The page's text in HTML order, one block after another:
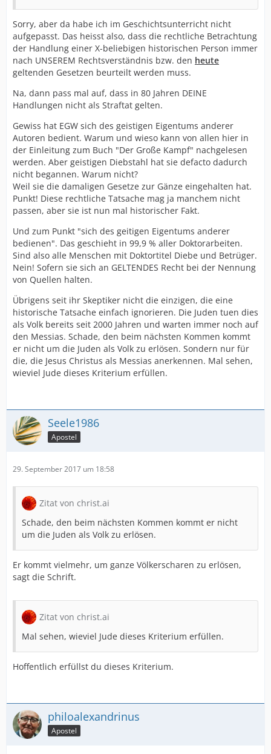
Sorry, aber da habe ich im Geschichtsunterricht nicht
aufgepasst. Das heisst also, dass die rechtliche Betrachtung
der Handlung einer X-beliebigen historischen Person immer
nach UNSEREM Rechtsverständnis bzw. den heute
geltenden Gesetzen beurteilt werden muss.
Na, dann pass mal auf, dass in 80 Jahren DEINE
Handlungen nicht als Straftat gelten.
Gewiss hat EGW sich des geistigen Eigentums anderer
Autoren bedient. Warum und wieso kann von allen hier in
der Einleitung zum Buch "Der Große Kampf" nachgelesen
werden. Aber geistigen Diebstahl hat sie defacto dadurch
nicht begannen. Warum nicht?
Weil sie die damaligen Gesetze zur Gänze eingehalten hat.
Punkt! Diese rechtliche Tatsache mag ja manchem nicht
passen, aber sie ist nun mal historischer Fakt.
Und zum Punkt "sich des geitigen Eigentums anderer
bedienen". Das geschieht in 99,9 % aller Doktorarbeiten.
Sind also alle Menschen mit Doktortitel Diebe und Betrüger.
Nein! Sofern sie sich an GELTENDES Recht bei der Nennung
von Quellen halten.
Übrigens seit ihr Skeptiker nicht die einzigen, die eine
historische Tatsache einfach ignorieren. Die Juden tuen dies
als Volk bereits seit 2000 Jahren und warten immer noch auf
den Messias. Schade, den beim nächsten Kommen kommt
er nicht um die Juden als Volk zu erlösen. Sondern nur für
die, die Jesus Christus als Messias anerkennen. Mal sehen,
wieviel Jude dieses Kriterium erfüllen.
Seele1986
Apostel
29. September 2017 um 18:58
Zitat von christ.ai
Schade, den beim nächsten Kommen kommt er nicht
um die Juden als Volk zu erlösen.
Er kommt vielmehr, um ganze Völkerscharen zu erlösen,
sagt die Schrift.
Zitat von christ.ai
Mal sehen, wieviel Jude dieses Kriterium erfüllen.
Hoffentlich erfüllst du dieses Kriterium.
philoalexandrinus
Apostel